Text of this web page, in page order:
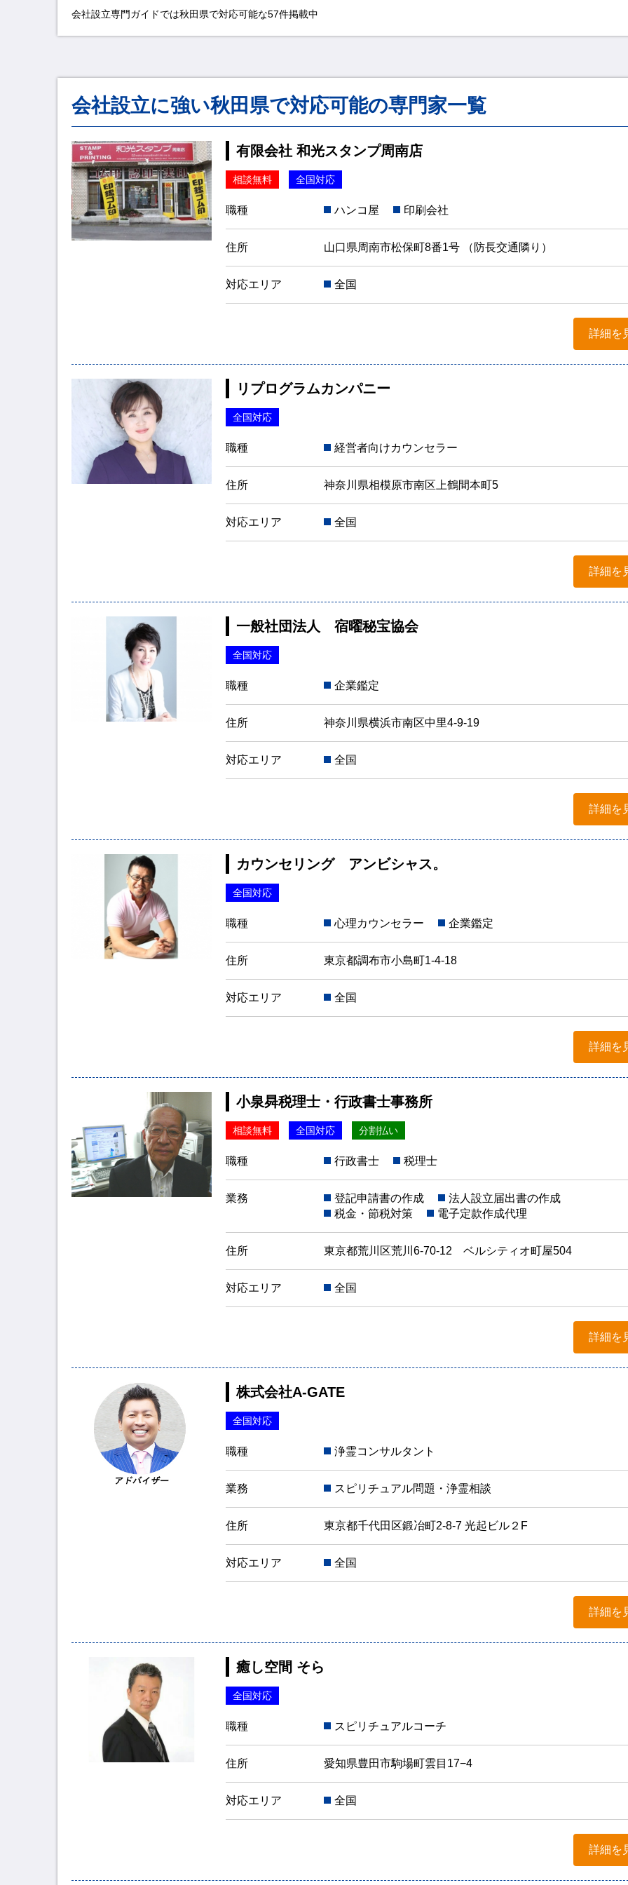
会社設立専門ガイドでは秋田県で対応可能な57件掲載中
会社設立に強い秋田県で対応可能の専門家一覧
有限会社 和光スタンプ周南店
相談無料 全国対応
職種 ハンコ屋 印刷会社
住所 山口県周南市松保町8番1号 （防長交通隣り）
対応エリア 全国
詳細を
リプログラムカンパニー
全国対応
職種 経営者向けカウンセラー
住所 神奈川県相模原市南区上鶴間本町5
対応エリア 全国
詳細を
一般社団法人 宿曜秘宝協会
全国対応
職種 企業鑑定
住所 神奈川県横浜市南区中里4-9-19
対応エリア 全国
詳細を
カウンセリング アンビシャス。
全国対応
職種 心理カウンセラー 企業鑑定
住所 東京都調布市小島町1-4-18
対応エリア 全国
詳細を
小泉曻税理士・行政書士事務所
相談無料 全国対応 分割払い
職種 行政書士 税理士
業務 登記申請書の作成
法人設立届出書の作成
税金・節税対策
電子定款作成代理
住所 東京都荒川区荒川6-70-12 ベルシティオ町屋504
対応エリア 全国
詳細を
株式会社A-GATE
全国対応
職種 浄霊コンサルタント
業務 スピリチュアル問題・浄霊相談
住所 東京都千代田区鍛冶町2-8-7 光起ビル２F
対応エリア 全国
詳細を
癒し空間 そら
全国対応
職種 スピリチュアルコーチ
住所 愛知県豊田市駒場町雲目17−4
対応エリア 全国
詳細を